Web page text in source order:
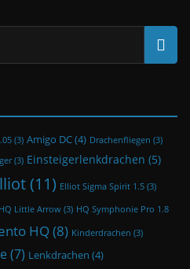
(3) Amigo DC(4) Drachenfliegen (3)
(3) Einsteigerlenkdrachen (5)
(11) Elliot Sigma Spirit 1.5 (3)
HQ Little Arrow (3) HQ Symphonie Pro 1.8
HQ(8) Kinderdrachen (3)
(7) Lenkdrachen (4)